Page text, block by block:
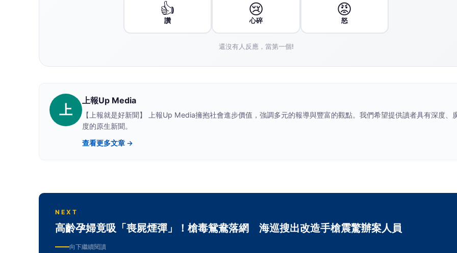
👍
讚
😢
心碎
😡
怒
還沒有人反應，當第一個!
上
上報Up Media
【上報就是好新聞】 上報Up Media擁抱社會進步價值，強調多元的報導與豐富的觀點。我們希望提供讀者具有深度、
度的原生新聞。
查看更多文章 →
NEXT
高齡孕婦竟吸「喪屍煙彈」！槍毒鴛鴦落網 海巡搜出改造手槍震驚辦案人員
向下繼續閱讀